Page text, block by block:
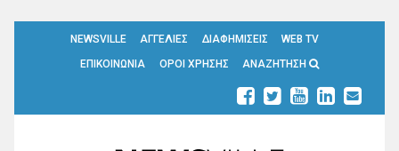
NEWSVILLE ΑΓΓΕΛΙΕΣ ΔΙΑΦΗΜΙΣΕΙΣ
WEB TV
ΕΠΙΚΟΙΝΩΝΙΑ
ΟΡΟΙ ΧΡΗΣΗΣ ΑΝΑΖΗΤΗΣΗ